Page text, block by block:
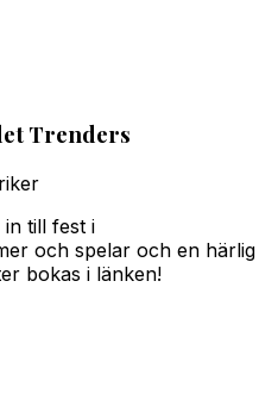
Trenders
till fest i
och spelar och en härlig
bokas i länken!